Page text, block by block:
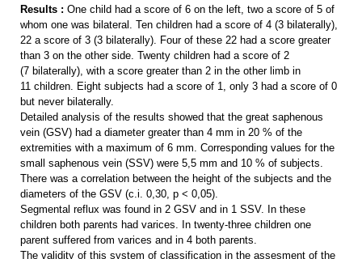
Results : One child had a score of 6 on the left, two a score of 5 of
whom one was bilateral. Ten children had a score of 4 (3 bilaterally),
22 a score of 3 (3 bilaterally). Four of these 22 had a score greater
than 3 on the other side. Twenty children had a score of 2
(7 bilaterally), with a score greater than 2 in the other limb in
11 children. Eight subjects had a score of 1, only 3 had a score of 0
but never bilaterally.
Detailed analysis of the results showed that the great saphenous
vein (GSV) had a diameter greater than 4 mm in 20 % of the
extremities with a maximum of 6 mm. Corresponding values for the
small saphenous vein (SSV) were 5,5 mm and 10 % of subjects.
There was a correlation between the height of the subjects and the
diameters of the GSV (c.i. 0,30, p < 0,05).
Segmental reflux was found in 2 GSV and in 1 SSV. In these
children both parents had varices. In twenty-three children one
parent suffered from varices and in 4 both parents.
The validity of this system of classification in the assesment of the